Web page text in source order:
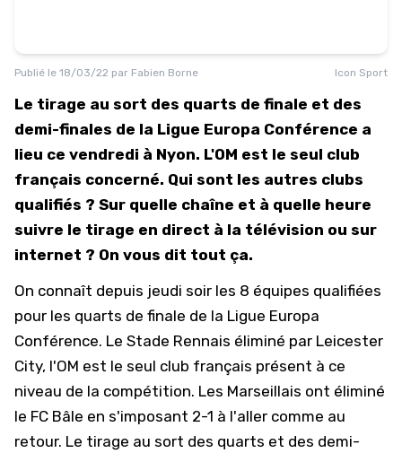
Publié le 18/03/22 par Fabien Borne Icon Sport
Le tirage au sort des quarts de finale et des
demi-finales de la Ligue Europa Conférence a
lieu ce vendredi à Nyon. L'OM est le seul club
français concerné. Qui sont les autres clubs
qualifiés ? Sur quelle chaîne et à quelle heure
suivre le tirage en direct à la télévision ou sur
internet ? On vous dit tout ça.
On connaît depuis jeudi soir les 8 équipes qualifiées
pour les quarts de finale de la Ligue Europa
Conférence. Le Stade Rennais éliminé par Leicester
City, l'OM est le seul club français présent à ce
niveau de la compétition. Les Marseillais ont éliminé
le FC Bâle en s'imposant 2-1 à l'aller comme au
retour. Le tirage au sort des quarts et des demi-